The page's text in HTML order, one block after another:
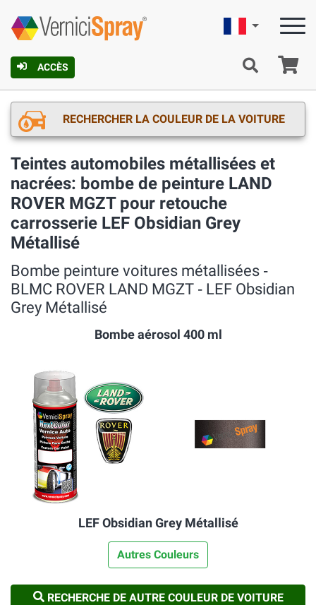
ACCÈS
Française
RECHERCHER LA COULEUR DE LA VOITURE
Teintes automobiles métallisées et
nacrées: bombe de peinture LAND
ROVER MGZT pour retouche
carrosserie LEF Obsidian Grey
Métallisé
Bombe peinture voitures métallisées ‐
BLMC ROVER LAND MGZT ‐ LEF Obsidian
Grey Métallisé
Bombe aérosol 400 ml
LEF Obsidian Grey Métallisé
Autres Couleurs
RECHERCHE DE AUTRE COULEUR DE VOITURE